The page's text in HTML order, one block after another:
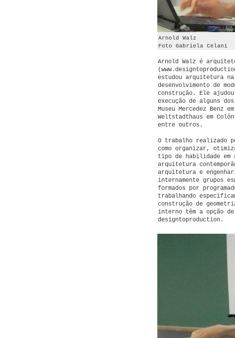
Arnold Walz
Foto Gabriela Celani
Arnold Walz é
estudou arquitetura
desenvolvimento de
construção. Ele
execução de alguns
Museu Mercedez Benz
Weltstadthaus em
entre outros.
O trabalho realizado
como organizar,
tipo de habilidade em
arquitetura
arquitetura e
internamente grupos
formados por
trabalhando
construção de
interno têm a opção
designtoproduction.